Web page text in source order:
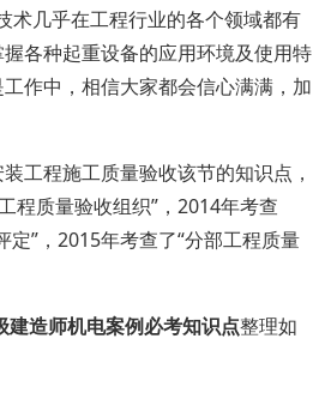
术几乎在工程行业的各个领域都有
各种起重设备的应用环境及使用特
作中，相信大家都会信心满满，加
程施工质量验收该节的知识点，
程质量验收组织”，2014年考查
定”，2015年考查了“分部工程质量
建造师机电案例必考知识点整理如